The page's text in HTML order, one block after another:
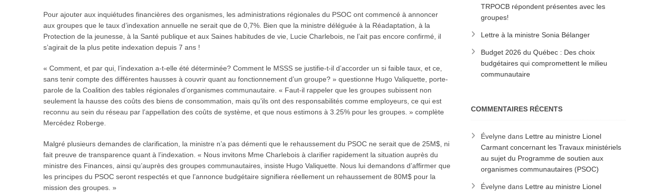
Pour ajouter aux inquiétudes financières des organismes, les administrations régionales du PSOC ont commencé à annoncer
aux groupes que le taux d’indexation annuelle ne serait que de 0,7%. Bien que la ministre déléguée à la Réadaptation, à la
Protection de la jeunesse, à la Santé publique et aux Saines habitudes de vie, Lucie Charlebois, ne l’ait pas encore confirmé, il
s’agirait de la plus petite indexation depuis 7 ans !
« Comment, et par qui, l’indexation a-t-elle été déterminée? Comment le MSSS se justifie-t-il d’accorder un si faible taux, et ce,
sans tenir compte des différentes hausses à couvrir quant au fonctionnement d’un groupe? » questionne Hugo Valiquette, porte-
parole de la Coalition des tables régionales d’organismes communautaire. « Faut-il rappeler que les groupes subissent non
seulement la hausse des coûts des biens de consommation, mais qu’ils ont des responsabilités comme employeurs, ce qui est
reconnu au sein du réseau par l’appellation des coûts de système, et que nous estimons à 3.25% pour les groupes. » complète
Mercédez Roberge.
Malgré plusieurs demandes de clarification, la ministre n’a pas démenti que le rehaussement du PSOC ne serait que de 25M$, ni
fait preuve de transparence quant à l’indexation. « Nous invitons Mme Charlebois à clarifier rapidement la situation auprès du
ministre des Finances, ainsi qu’auprès des groupes communautaires, insiste Hugo Valiquette. Nous lui demandons d’affirmer que
les principes du PSOC seront respectés et que l’annonce budgétaire signifiera réellement un rehaussement de 80M$ pour la
mission des groupes. »
TRPOCB répondent présentes avec les
groupes!
Lettre à la ministre Sonia Bélanger
Budget 2026 du Québec : Des choix
budgétaires qui compromettent le milieu
communautaire
COMMENTAIRES RÉCENTS
Évelyne dans Lettre au ministre Lionel
Carmant concernant les Travaux ministériels
au sujet du Programme de soutien aux
organismes communautaires (PSOC)
Évelyne dans Lettre au ministre Lionel